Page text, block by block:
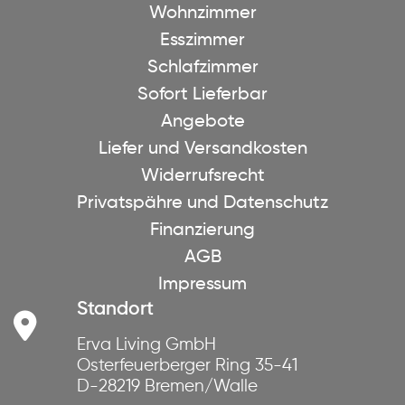
Wohnzimmer
Esszimmer
Schlafzimmer
Sofort Lieferbar
Angebote
Liefer und Versandkosten
Widerrufsrecht
Privatspähre und Datenschutz
Finanzierung
AGB
Impressum
Standort
Erva Living GmbH
Osterfeuerberger Ring 35-41
D-28219 Bremen/Walle